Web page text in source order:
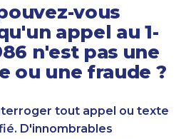
vous
appel au 1-
n'est pas une
ou une fraude ?
tout appel ou texte
D'innombrables